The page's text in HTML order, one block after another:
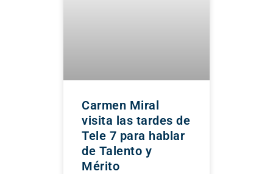
Carmen Miral
visita las tardes de
Tele 7 para hablar
de Talento y
Mérito